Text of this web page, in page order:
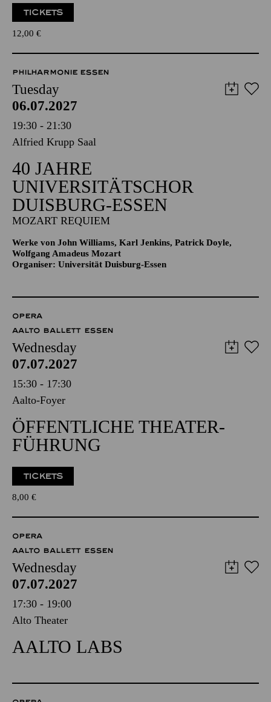
TICKETS
12,00 €
PHILHARMONIE ESSEN
Tuesday
06.07.2027
19:30 - 21:30
Alfried Krupp Saal
40 JAHRE
UNIVERSITÄTSCHOR
DUISBURG-ESSEN
MOZART REQUIEM
Werke von John Williams, Karl Jenkins, Patrick Doyle,
Wolfgang Amadeus Mozart
Organiser: Universität Duisburg-Essen
OPERA
AALTO BALLETT ESSEN
Wednesday
07.07.2027
15:30 - 17:30
Aalto-Foyer
ÖFFENTLICHE THEATER­
FÜHRUNG
TICKETS
8,00 €
OPERA
AALTO BALLETT ESSEN
Wednesday
07.07.2027
17:30 - 19:00
Alto Theater
AALTO LABS